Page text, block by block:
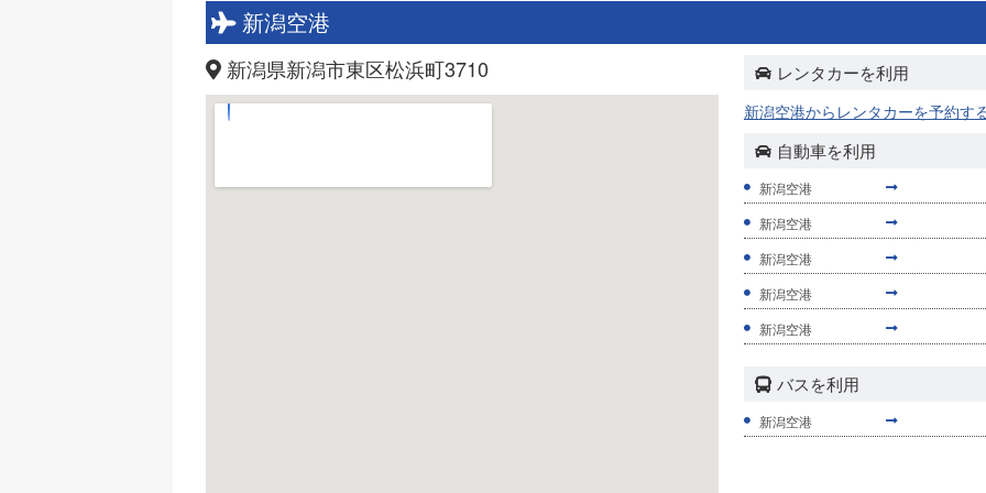
新潟空港
新潟県新潟市東区松浜町3710 レンタカーを利用
新潟空港からレンタカーを予約す
自動車を利用
新潟空港
新潟空港
新潟空港
新潟空港
新潟空港
バスを利用
新潟空港